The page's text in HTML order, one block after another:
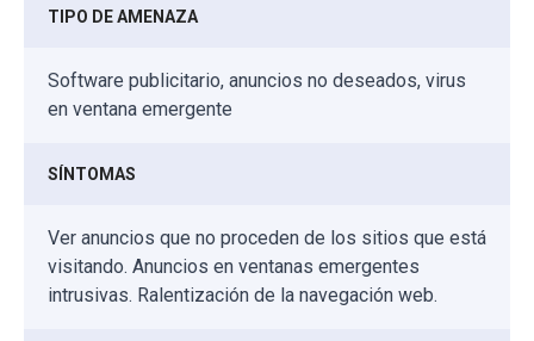
TIPO DE AMENAZA
Software publicitario, anuncios no deseados, virus
en ventana emergente
SÍNTOMAS
Ver anuncios que no proceden de los sitios que está
visitando. Anuncios en ventanas emergentes
intrusivas. Ralentización de la navegación web.